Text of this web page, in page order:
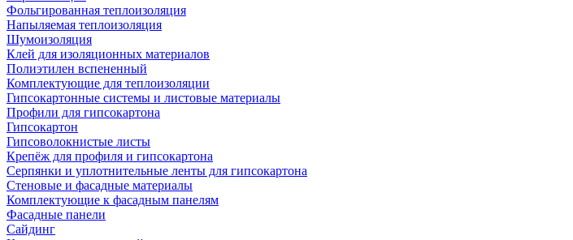
Фольгированная теплоизоляция
Напыляемая теплоизоляция
Шумоизоляция
Клей для изоляционных материалов
Полиэтилен вспененный
Комплектующие для теплоизоляции
Гипсокартонные системы и листовые материалы
Профили для гипсокартона
Гипсокартон
Гипсоволокнистые листы
Крепёж для профиля и гипсокартона
Серпянки и уплотнительные ленты для гипсокартона
Стеновые и фасадные материалы
Комплектующие к фасадным панелям
Фасадные панели
Сайдинг